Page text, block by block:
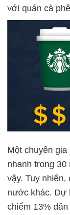
với quán cà
Một chuyên
nhanh trong
vậy. Tuy
nước khác. Dự
chiếm 13%